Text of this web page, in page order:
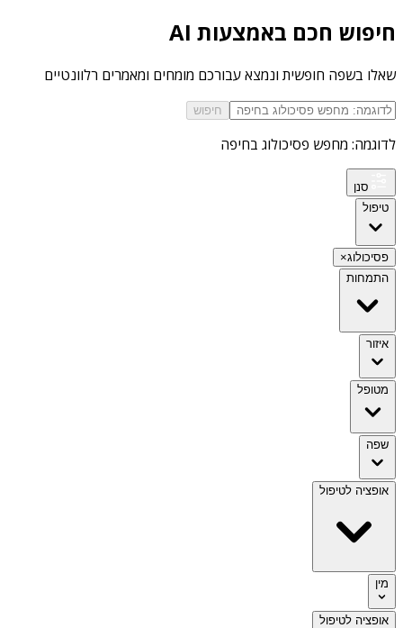
חיפוש חכם באמצעות AI
שאלו בשפה חופשית ונמצא עבורכם מומחים ומאמרים רלוונטיים
חיפוש
לדוגמה: מחפש פסיכולוג בחיפה
סנן
טיפול
פסיכולוג×
התמחות
איזור
מטופל
שפה
אופציה לטיפול
מין
אופציה לטיפול